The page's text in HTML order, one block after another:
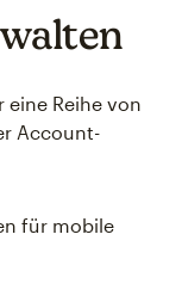
Reihe von
Account-
für mobile